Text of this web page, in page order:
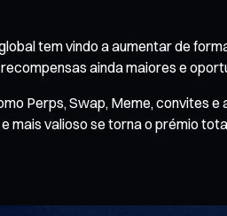
tem vindo a aumentar de
ainda maiores e
Perps, Swap, Meme, convites
valioso se torna o prémio